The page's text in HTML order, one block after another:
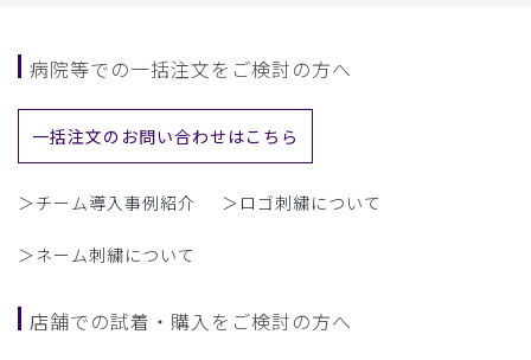
病院等での一括注文をご検討の方へ
一括注文のお問い合わせはこちら
＞チーム導入事例紹介 ＞ロゴ刺繍について
＞ネーム刺繍について
店舗での試着・購入をご検討の方へ